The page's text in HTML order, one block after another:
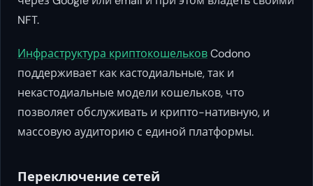
NFT.
Инфраструктура криптокошельковCodono
поддерживает как кастодиальные, так и
некастодиальные модели кошельков, что
позволяет обслуживать и крипто-нативную, и
массовую аудиторию с единой платформы.
Переключение сетей